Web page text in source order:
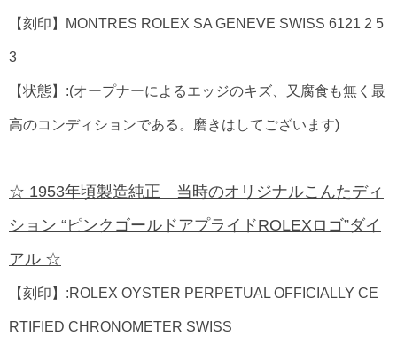
【刻印】MONTRES ROLEX SA GENEVE SWISS 6121 2 5
3
【状態】:(オープナーによるエッジのキズ、又腐食も無く最
高のコンディションである。磨きはしてございます)
☆ 1953年頃製造純正 当時のオリジナルこんたディ
ション “ピンクゴールドアプライドROLEXロゴ”ダイ
アル ☆
【刻印】:ROLEX OYSTER PERPETUAL OFFICIALLY CE
RTIFIED CHRONOMETER SWISS